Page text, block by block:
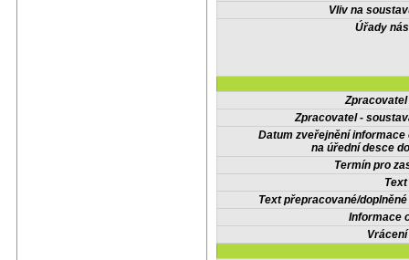
Vliv na
Úřady
Zpracovatel -
Datum zveřejnění informace
na úřední desce
Termín pro
Text přepracované/
Informace